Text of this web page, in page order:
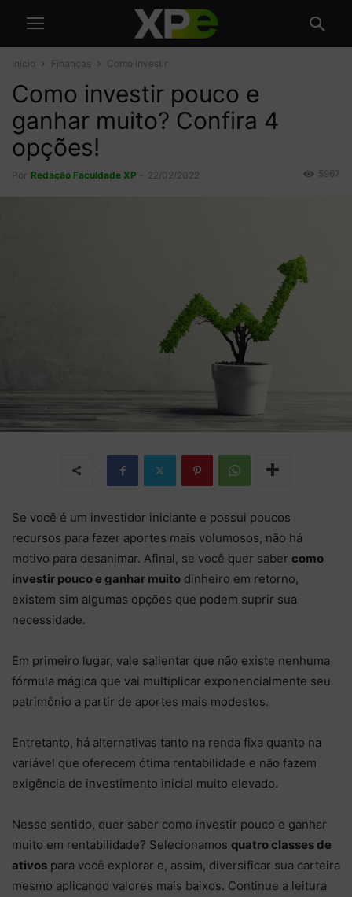
Início Finanças Como Investir
Como investir pouco e
ganhar muito? Confira 4
opções!
Por Redação Faculdade XP 22/02/2022 5967
Se você é um investidor iniciante e possui poucos
recursos para fazer aportes mais volumosos, não há
motivo para desanimar. Afinal, se você quer saber como
investir pouco e ganhar muito dinheiro em retorno,
existem sim algumas opções que podem suprir sua
necessidade.
Em primeiro lugar, vale salientar que não existe nenhuma
fórmula mágica que vai multiplicar exponencialmente seu
patrimônio a partir de aportes mais modestos.
Entretanto, há alternativas tanto na renda fixa quanto na
variável que oferecem ótima rentabilidade e não fazem
exigência de investimento inicial muito elevado.
Nesse sentido, quer saber como investir pouco e ganhar
muito em rentabilidade? Selecionamos quatro classes de
ativos para você explorar e, assim, diversificar sua carteira
mesmo aplicando valores mais baixos. Continue a leitura